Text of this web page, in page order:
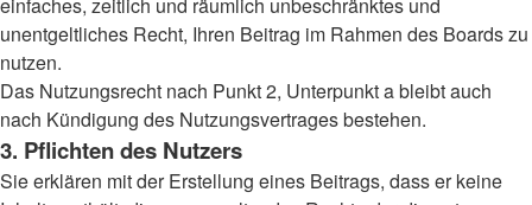
unentgeltliches Recht, Ihren Beitrag im Rahmen des Boards zu
nutzen.
Das Nutzungsrecht nach Punkt 2, Unterpunkt a bleibt auch
nach Kündigung des Nutzungsvertrages bestehen.
3. Pflichten des Nutzers
Sie erklären mit der Erstellung eines Beitrags, dass er keine